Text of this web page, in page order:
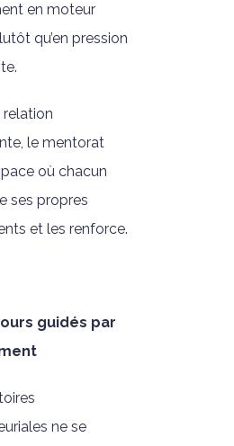
en moteur
qu’en pression
relation
le mentorat
où chacun
ses propres
et les renforce.
guidés par
ne se